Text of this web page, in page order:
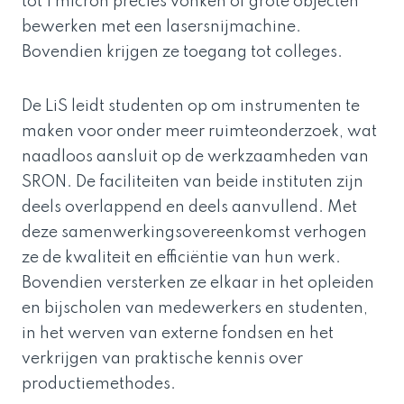
bewerken met een lasersnijmachine.
Bovendien krijgen ze toegang tot colleges.
De LiS leidt studenten op om instrumenten te
maken voor onder meer ruimteonderzoek, wat
naadloos aansluit op de werkzaamheden van
SRON. De faciliteiten van beide instituten zijn
deels overlappend en deels aanvullend. Met
deze samenwerkingsovereenkomst verhogen
ze de kwaliteit en efficiëntie van hun werk.
Bovendien versterken ze elkaar in het opleiden
en bijscholen van medewerkers en studenten,
in het werven van externe fondsen en het
verkrijgen van praktische kennis over
productiemethodes.